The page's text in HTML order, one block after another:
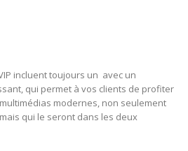
incluent toujours un avec un
qui permet à vos clients de profiter
modernes, non seulement
qui le seront dans les deux